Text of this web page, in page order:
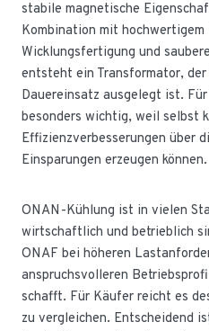
stabile magnetische
Kombination mit
Wicklungsfertigung und
entsteht ein Transformator,
Dauereinsatz ausgelegt ist.
besonders wichtig, weil selbst
Effizienzverbesserungen über
Einsparungen erzeugen können.
ONAN-Kühlung ist in vielen
wirtschaftlich und betrieblich
ONAF bei höheren
anspruchsvolleren
schafft. Für Käufer reicht es
zu vergleichen. Entscheidend